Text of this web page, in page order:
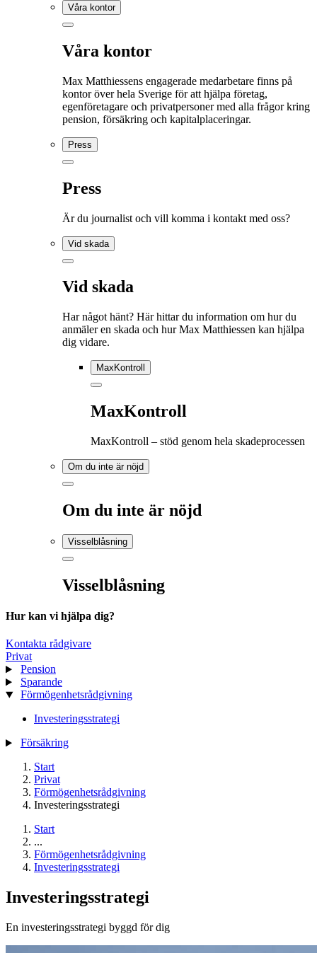
Våra kontor
Våra kontor
Max Matthiessens engagerade medarbetare finns på
kontor över hela Sverige för att hjälpa företag,
egenföretagare och privatpersoner med alla frågor kring
pension, försäkring och kapitalplaceringar.
Press
Press
Är du journalist och vill komma i kontakt med oss?
Vid skada
Vid skada
Har något hänt? Här hittar du information om hur du
anmäler en skada och hur Max Matthiessen kan hjälpa
dig vidare.
MaxKontroll
MaxKontroll
MaxKontroll – stöd genom hela skadeprocessen
Om du inte är nöjd
Om du inte är nöjd
Visselblåsning
Visselblåsning
Hur kan vi hjälpa dig?
Kontakta rådgivare
Privat
Pension
Sparande
Förmögenhetsrådgivning
Investeringsstrategi
Försäkring
Start
Privat
Förmögenhetsrådgivning
Investeringsstrategi
Start
...
Förmögenhetsrådgivning
Investeringsstrategi
Investeringsstrategi
En investeringsstrategi byggd för dig